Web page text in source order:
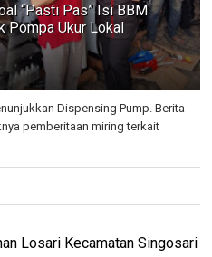
“Pasti Pas” Isi BBM
Pompa Ukur Lokal
Dispensing Pump. Berita
pemberitaan miring terkait
Losari Kecamatan Singosari